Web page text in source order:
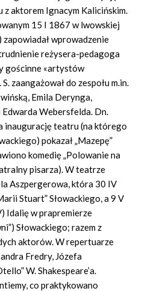
aktorem Ignacym Kalicińskim.
15 I 1867 w lwowskiej
zapowiadał wprowadzenie
reżysera-pedagoga
gościnne «artystów
zaangażował do zespołu m.in.
Emila Derynga,
Webersfelda. Dn.
inaugurację teatru (na którego
pokazał „Mazepę”
komedię „Polowanie na
pisarza). W teatrze
Aszpergerowa, która 30 IV
Stuart” Słowackiego, a 9 V
Idalię w prapremierze
Słowackiego; razem z
aktorów. W repertuarze
Fredry, Józefa
W. Shakespeare’a.
co praktykowano